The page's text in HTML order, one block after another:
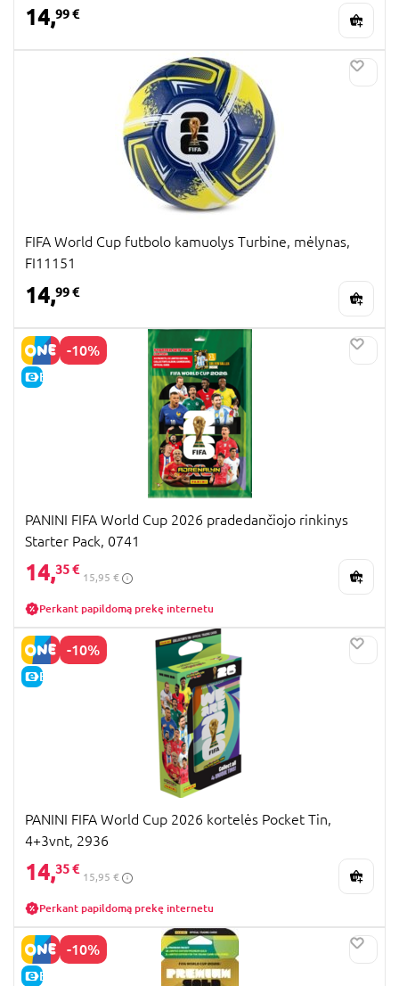
14,99 €
FIFA World Cup futbolo kamuolys Turbine, mėlynas,
FI11151
14,99 €
-10%
E-KAINA
PANINI FIFA World Cup 2026 pradedančiojo rinkinys
Starter Pack, 0741
14,35 €
15,95 €
Perkant papildomą prekę internetu
-10%
E-KAINA
PANINI FIFA World Cup 2026 kortelės Pocket Tin,
4+3vnt, 2936
14,35 €
15,95 €
Perkant papildomą prekę internetu
-10%
E-KAINA